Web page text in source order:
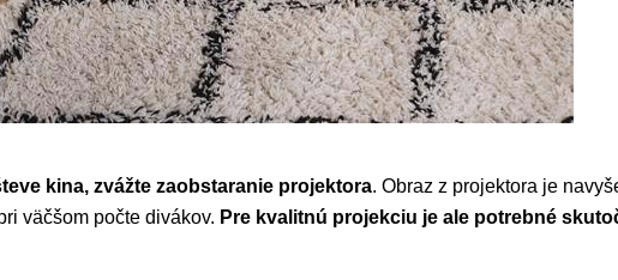
kina, zvážte zaobstaranie projektora. Obraz z projektora je
väčšom počte divákov. Pre kvalitnú projekciu je ale potrebné